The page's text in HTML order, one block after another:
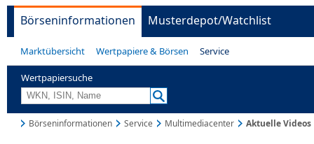
Börseninformationen Musterdepot/Watchlist
Marktübersicht Wertpapiere & Börsen Service
Wertpapiersuche
Börseninformationen Service Multimediacenter Aktuelle Videos